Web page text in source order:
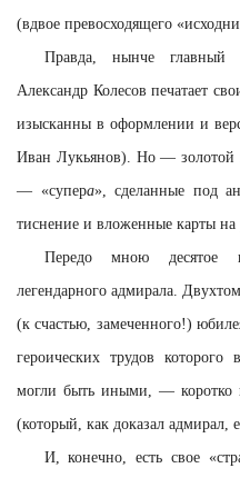
(вдвое превосходящего
Правда, нынче главный
Александр Колесов печатает
изысканны в оформлении и
Иван Лукьянов). Но — золотой
— «супера», сделанные под
тиснение и вложенные карты на
Передо мною десятое
легендарного адмирала.
(к счастью, замеченного!)
героических трудов
могли быть иными, — коротко
(который, как доказал адмирал,
И, конечно, есть свое